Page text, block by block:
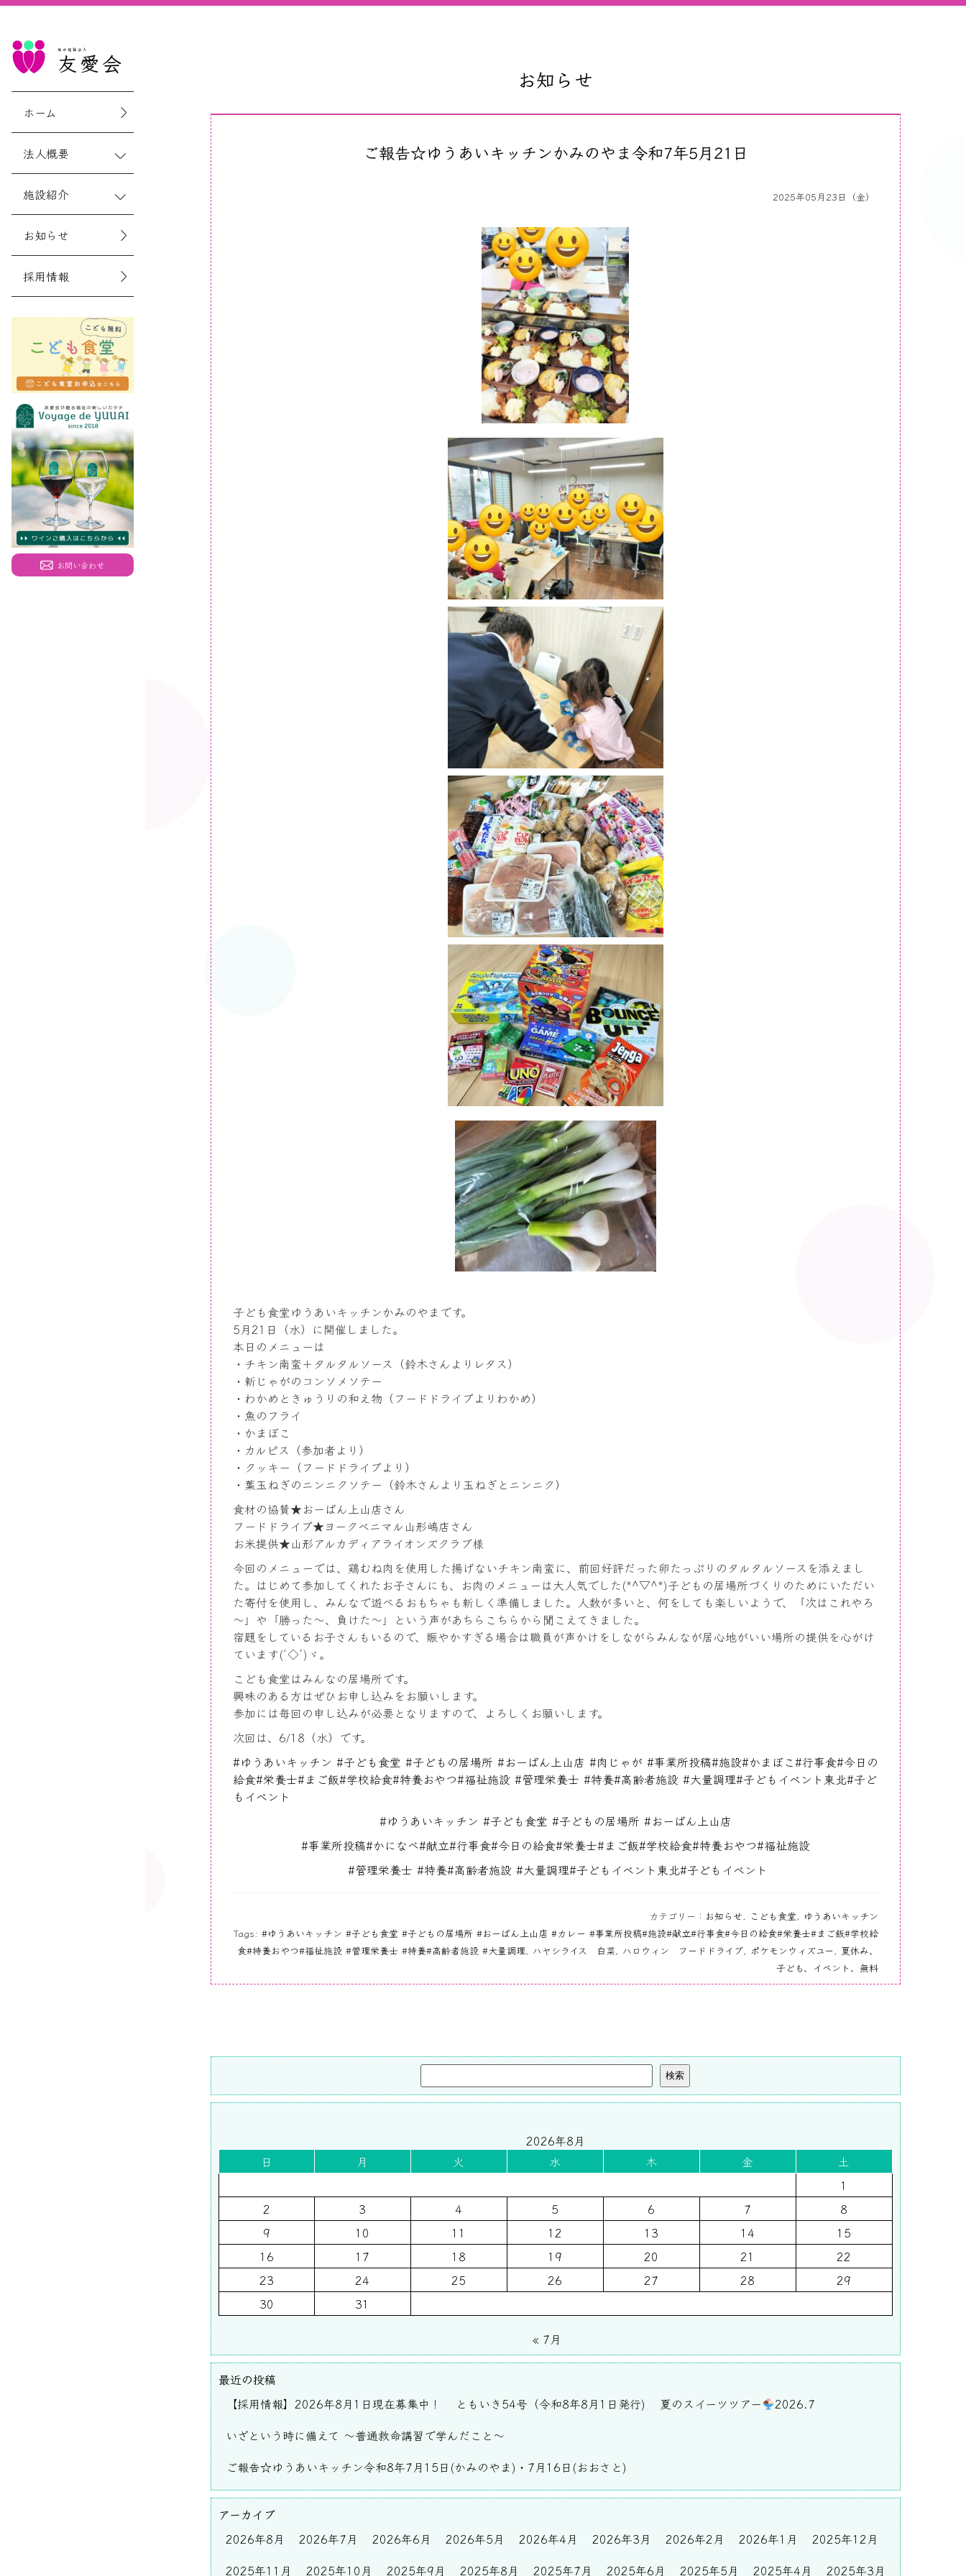
社会福祉法人
友愛会
ホーム
法人概要
施設紹介
お知らせ
採用情報
お問い合わせ
お知らせ
ご報告☆ゆうあいキッチンかみのやま令和7年5月21日
2025年05月23日（金）
子ども食堂ゆうあいキッチンかみのやまです。
5月21日（水）に開催しました。
本日のメニューは
・チキン南蛮＋タルタルソース（鈴木さんよりレタス）
・新じゃがのコンソメソテー
・わかめときゅうりの和え物（フードドライブよりわかめ）
・魚のフライ
・かまぼこ
・カルピス（参加者より）
・クッキー（フードドライブより）
・葉玉ねぎのニンニクソテー（鈴木さんより玉ねぎとニンニク）
食材の協賛★おーばん上山店さん
フードドライブ★ヨークベニマル山形嶋店さん
お米提供★山形アルカディアライオンズクラブ様
今回のメニューでは、鶏むね肉を使用した揚げないチキン南蛮に、前回好評だった卵たっぷりのタルタルソースを添えまし
た。はじめて参加してくれたお子さんにも、お肉のメニューは大人気でした(*^▽^*)子どもの居場所づくりのためにいただい
た寄付を使用し、みんなで遊べるおもちゃも新しく準備しました。人数が多いと、何をしても楽しいようで、「次はこれやろ
～」や「勝った～、負けた～」という声があちらこちらから聞こえてきました。
宿題をしているお子さんもいるので、賑やかすぎる場合は職員が声かけをしながらみんなが居心地がいい場所の提供を心がけ
ています(‘◇’)ゞ。
こども食堂はみんなの居場所です。
興味のある方はぜひお申し込みをお願いします。
参加には毎回の申し込みが必要となりますので、よろしくお願いします。
次回は、6/18（水）です。
#ゆうあいキッチン #子ども食堂 #子どもの居場所 #おーばん上山店 #肉じゃが #事業所投稿#施設#かまぼこ#行事食#今日の
給食#栄養士#まご飯#学校給食#特養おやつ#福祉施設 #管理栄養士 #特養#高齢者施設 #大量調理#子どもイベント東北#子ど
もイベント
#ゆうあいキッチン #子ども食堂 #子どもの居場所 #おーばん上山店
#事業所投稿#かになべ#献立#行事食#今日の給食#栄養士#まご飯#学校給食#特養おやつ#福祉施設
#管理栄養士 #特養#高齢者施設 #大量調理#子どもイベント東北#子どもイベント
カテゴリー： お知らせ, こども食堂, ゆうあいキッチン
Tags: #ゆうあいキッチン #子ども食堂 #子どもの居場所 #おーばん上山店 #カレー #事業所投稿#施設#献立#行事食#今日の給食#栄養士#まご飯#学校給
食#特養おやつ#福祉施設 #管理栄養士 #特養#高齢者施設 #大量調理, ハヤシライス 白菜, ハロウィン フードドライブ, ポケモンウィズユー, 夏休み、
子ども、イベント、無料
検索
2026年8月
日
月 火 水 木 金
土
1
2
3 4 5 6 7
8
9
10 11 12 13 14
15
16
17 18 19 20 21
22
23
24 25 26 27 28
29
30
31
« 7月
最近の投稿
【採用情報】2026年8月1日現在募集中！
ともいき54号（令和8年8月1日発行) 夏のスイーツツアー
2026.7
いざという時に備えて ～普通救命講習で学んだこと～
ご報告☆ゆうあいキッチン令和8年7月15日(かみのやま)・7月16日(おおさと)
アーカイブ
2026年8月
2026年7月 2026年6月 2026年5月 2026年4月 2026年3月 2026年2月 2026年1月
2025年12月
2025年11月
2025年10月 2025年9月 2025年8月 2025年7月 2025年6月 2025年5月 2025年4月 2025年3月